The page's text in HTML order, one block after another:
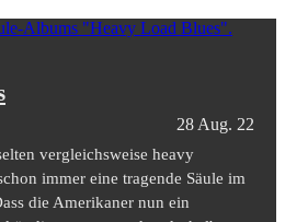
28 Aug. 22
vergleichsweise heavy
immer eine tragende Säule im
die Amerikaner nun ein